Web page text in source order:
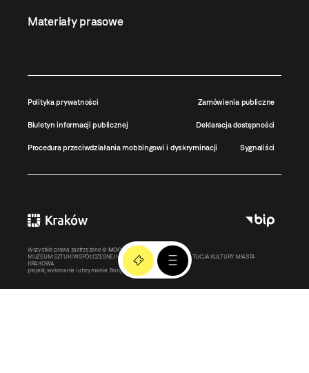
Materiały prasowe
Polityka prywatności Zamówienia publiczne
Biuletyn informacji publicznej Deklaracja dostępności
Procedura przeciwdziałania mobbingowi i dyskryminacji Sygnaliści
Wszystkie prawa zastrzeżone © MOCAK2011-2026
MUZEUM SZTUKI WSPÓŁCZESNEJ W KRAKOWIE MOCAK – INSTYTUCJA KULTURY MIASTA
KRAKOWA
projekt, wykonanie i utrzymanie: Bonjour.pl